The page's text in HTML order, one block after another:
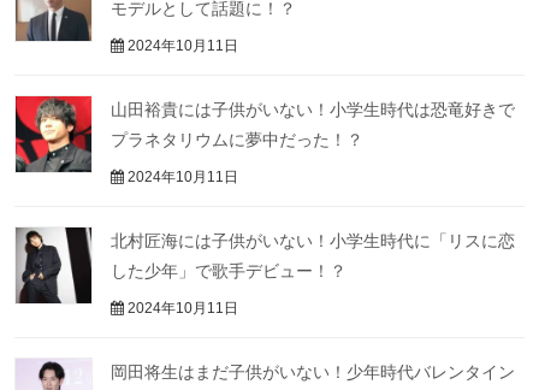
モデルとして話題に！？
2024年10月11日
山田裕貴には子供がいない！小学生時代は恐竜好きで
プラネタリウムに夢中だった！？
2024年10月11日
北村匠海には子供がいない！小学生時代に「リスに恋
した少年」で歌手デビュー！？
2024年10月11日
岡田将生はまだ子供がいない！少年時代バレンタイン